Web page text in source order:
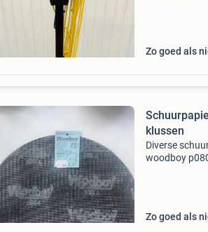
Zo goed als
klussen
Diverse
woodboy
Zo goed als